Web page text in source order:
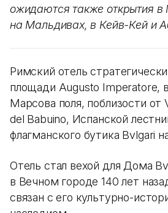
ожидаются также открытия
на Мальдивах, в Кейв-Кей и
Римский отель
площади Augusto Imperatore,
Марсова поля, поблизости от
del Babuino, Испанской
флагманского бутика Bvlgari
Отель стал вехой для Дома
в Вечном городе 140 лет
связан с его культурно-